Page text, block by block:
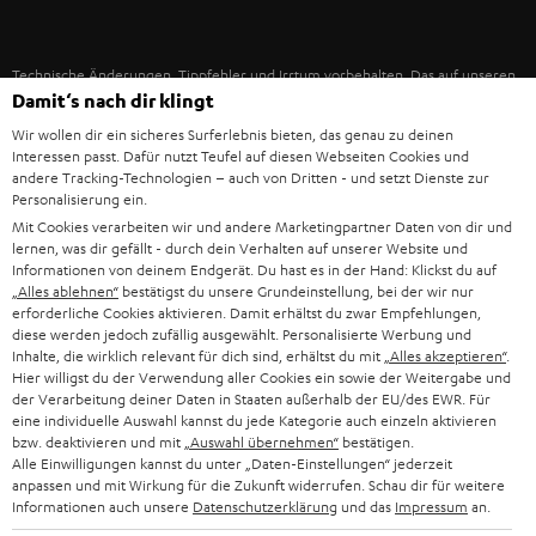
NACHHALTIGKEIT
UNSERE WERTE
BILDUNGSRABATT
BARRIEREFREIHEIT
USA
WEITERE LÄNDER
Technische Änderungen, Tippfehler und Irrtum vorbehalten. Das auf unseren
Fotos abgebildete Zubehör ist nicht im Lieferumfang enthalten. Etwaige
©2026 Lautsprecher Teufel GmbH - All rights reserved.
Impressum AGB Datenschutz Daten-Einstellungen
EU Data Act
Vertrag widerrufen
Damit‘s nach dir klingt
Wir wollen dir ein sicheres Surferlebnis bieten, das genau zu deinen
Interessen passt. Dafür nutzt Teufel auf diesen Webseiten Cookies und
andere Tracking-Technologien – auch von Dritten - und setzt Dienste zur
Personalisierung ein.
Mit Cookies verarbeiten wir und andere Marketingpartner Daten von dir und
lernen, was dir gefällt - durch dein Verhalten auf unserer Website und
Informationen von deinem Endgerät. Du hast es in der Hand: Klickst du auf
„Alles ablehnen“ bestätigst du unsere Grundeinstellung, bei der wir nur
erforderliche Cookies aktivieren. Damit erhältst du zwar Empfehlungen,
diese werden jedoch zufällig ausgewählt. Personalisierte Werbung und
Inhalte, die wirklich relevant für dich sind, erhältst du mit „Alles akzeptieren“.
Hier willigst du der Verwendung aller Cookies ein sowie der Weitergabe und
der Verarbeitung deiner Daten in Staaten außerhalb der EU/des EWR. Für
eine individuelle Auswahl kannst du jede Kategorie auch einzeln aktivieren
bzw. deaktivieren und mit „Auswahl übernehmen“ bestätigen.
Alle Einwilligungen kannst du unter „Daten-Einstellungen“ jederzeit
anpassen und mit Wirkung für die Zukunft widerrufen. Schau dir für weitere
Informationen auch unsere Datenschutzerklärung und das Impressum an.